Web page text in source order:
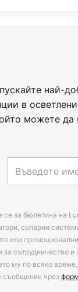
най-
в
можете да
се за бюлетина на
соларни
или
за сътрудничество
му по всяко
съобщение чрез